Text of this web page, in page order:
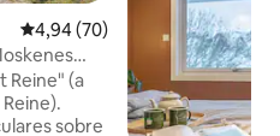
4,94 de uma avaliação média
4,94 (70)
Reine" (a
sobre